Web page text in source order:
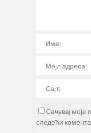
Сачувај моје
следећи